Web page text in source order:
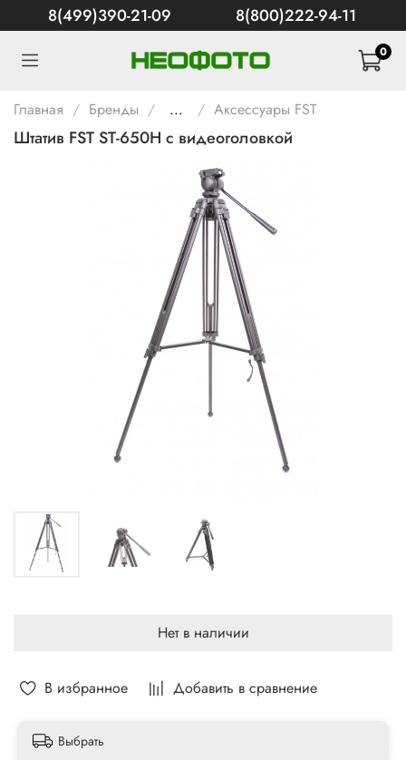
8(499)390-21-09 8(800)222-94-11
0
Главная Бренды ... Аксессуары FST
Штатив FST ST-650H с видеоголовкой
Нет в наличии
В избранное Добавить в сравнение
Выбрать